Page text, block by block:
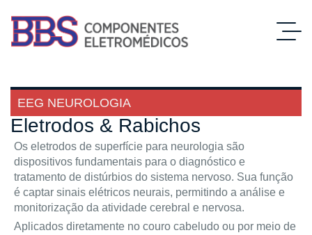
EEG NEUROLOGIA
Eletrodos & Rabichos
Os eletrodos de superfície para neurologia são
dispositivos fundamentais para o diagnóstico e
tratamento de distúrbios do sistema nervoso. Sua função
é captar sinais elétricos neurais, permitindo a análise e
monitorização da atividade cerebral e nervosa.
Aplicados diretamente no couro cabeludo ou por meio de